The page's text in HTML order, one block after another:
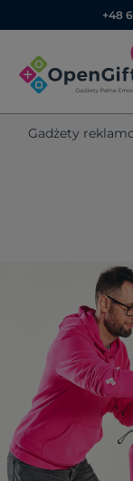
+48
Gadżety